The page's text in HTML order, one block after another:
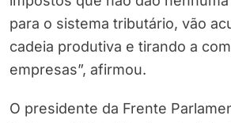
para o sistema tributário, vão
cadeia produtiva e tirando a
empresas”, afirmou.
O presidente da Frente